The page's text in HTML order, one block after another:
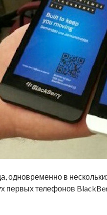
одновременно в
первых телефонов